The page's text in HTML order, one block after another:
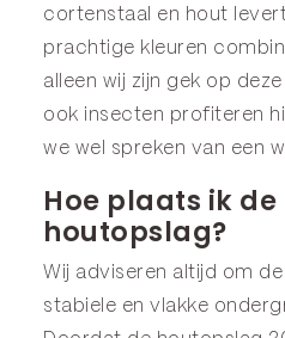
cortenstaal en hout
prachtige kleuren
alleen wij zijn gek op
ook insecten profiteren
we wel spreken van een
Hoe plaats ik
houtopslag?
Wij adviseren altijd om
stabiele en vlakke